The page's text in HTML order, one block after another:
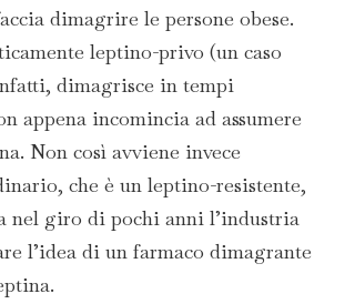
dimagrire le persone obese.
leptino-privo (un caso
dimagrisce in tempi
appena incomincia ad assumere
Non così avviene invece
che è un leptino-resistente,
nel giro di pochi anni l’industria
l’idea di un farmaco dimagrante